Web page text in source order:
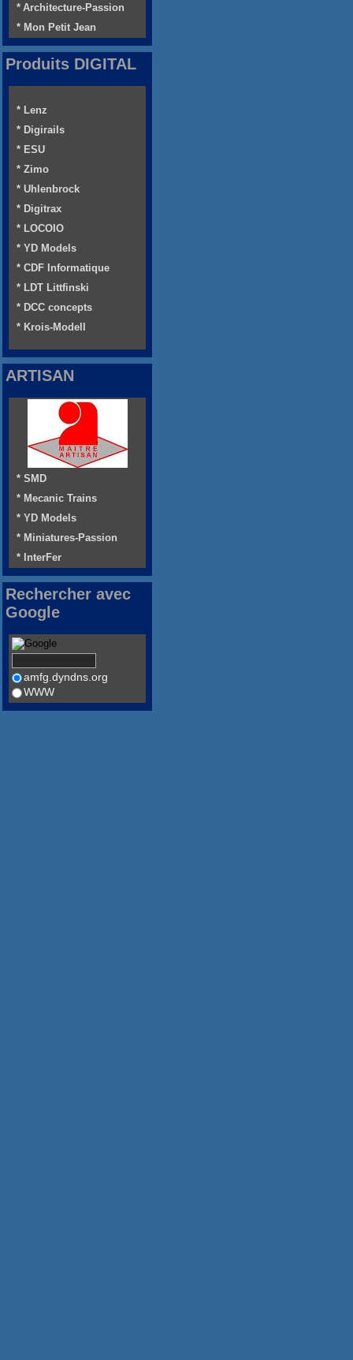
* Architecture-Passion
* Mon Petit Jean
Produits DIGITAL
* Lenz
* Digirails
* ESU
* Zimo
* Uhlenbrock
* Digitrax
* LOCOIO
* YD Models
* CDF Informatique
* LDT Littfinski
* DCC concepts
* Krois-Modell
ARTISAN
* SMD
* Mecanic Trains
* YD Models
* Miniatures-Passion
* InterFer
Rechercher avec
Google
amfg.dyndns.org
WWW